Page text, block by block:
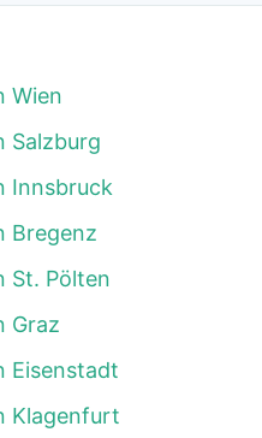
Wien
Salzburg
Innsbruck
Bregenz
St. Pölten
Graz
Eisenstadt
Klagenfurt